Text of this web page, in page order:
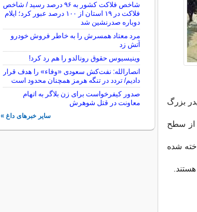
بزرگ
که ارتفاع آبیدر کوچک در حدود 2350 متر از سطح
شده
شاخص فلاکت کشور به ۹۶ درصد رسید / شاخص
فلاکت در ۱۹ استان از ۱۰۰ درصد عبور کرد؛ ایلام
دوباره صدرنشین شد
مرد معتاد همسرش را به خاطر فروش خودرو
آتش زد
وینیسیوس حقوق رونالدو را هم رد کرد!
انصارالله: نفت‌کش سعودی «وفاء» را هدف قرار
دادیم/ تردد در تنگه هرمز همچنان محدود است
صدور کیفرخواست برای زن بلاگر به اتهام
معاونت در قتل شوهرش
سایر خبرهای داغ »